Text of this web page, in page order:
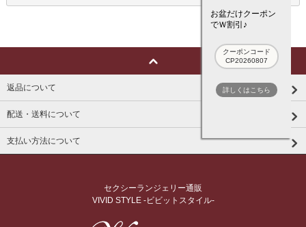
返品について
配送・送料について
支払い方法について
セクシーランジェリー通販
VIVID STYLE -ビビットスタイル-
お盆だけクーポン
でＷ割引♪
クーポンコード
CP20260807
詳しくはこちら